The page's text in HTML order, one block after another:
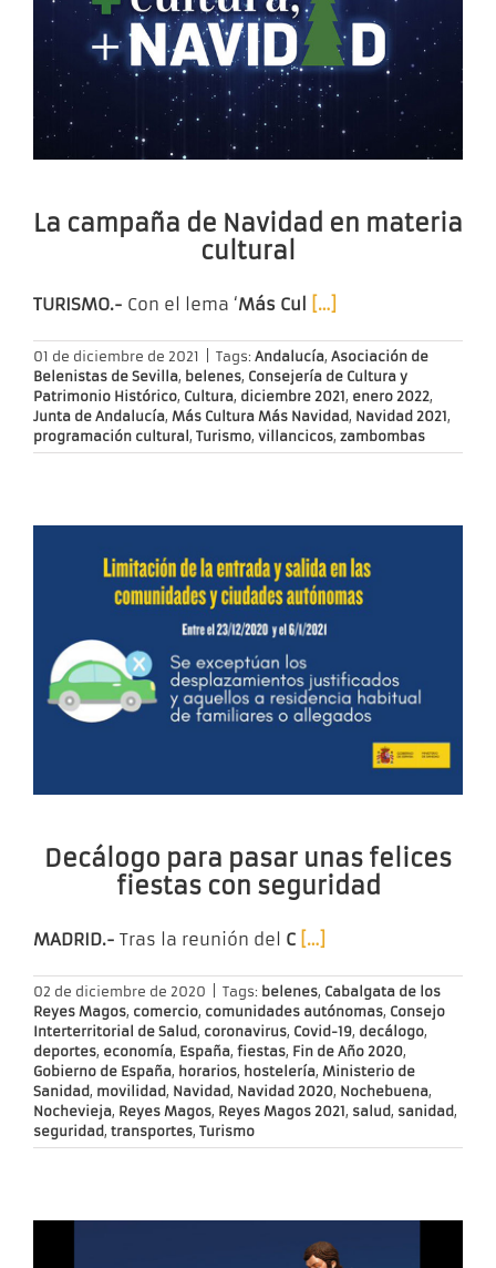
La campaña de Navidad en materia
cultural
TURISMO.- Con el lema ‘Más Cul […]
01 de diciembre de 2021 Tags: Andalucía, Asociación de
Belenistas de Sevilla, belenes, Consejería de Cultura y
Patrimonio Histórico, Cultura, diciembre 2021, enero 2022,
Junta de Andalucía, Más Cultura Más Navidad, Navidad 2021,
programación cultural , Turismo, villancicos, zambombas
Decálogo para pasar unas felices
fiestas con seguridad
MADRID.- Tras la reunión del C […]
02 de diciembre de 2020 Tags: belenes, Cabalgata de los
Reyes Magos, comercio, comunidades autónomas, Consejo
Interterritorial de Salud , coronavirus, Covid-19, decálogo,
deportes, economía, España, fiestas, Fin de Año 2020,
Gobierno de España, horarios, hostelería, Ministerio de
Sanidad , movilidad , Navidad , Navidad 2020, Nochebuena,
Nochevieja, Reyes Magos, Reyes Magos 2021, salud , sanidad ,
seguridad , transportes, Turismo